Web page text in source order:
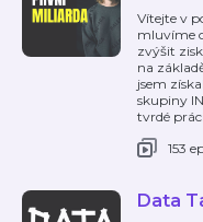
Vítejte v
mluvíme
zvýšit
na
jsem
skupiny
tvrdé
153
Data